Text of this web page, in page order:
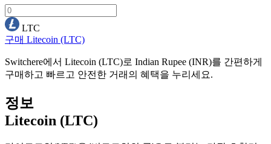
LTC
구매 Litecoin (LTC)
Switchere에서 Litecoin (LTC)로 Indian Rupee (INR)를 간편하게
구매하고 빠르고 안전한 거래의 혜택을 누리세요.
정보
Litecoin (LTC)